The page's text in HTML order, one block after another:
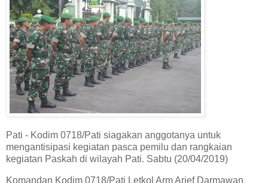
Pati - Kodim 0718/Pati siagakan anggotanya untuk
mengantisipasi kegiatan pasca pemilu dan rangkaian
kegiatan Paskah di wilayah Pati. Sabtu (20/04/2019)
Komandan Kodim 0718/Pati Letkol Arm Arief Darmawan